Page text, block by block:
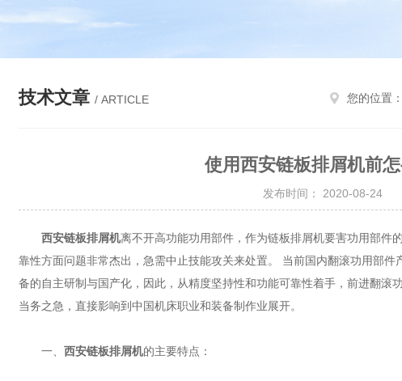
技术文章 / ARTICLE 您的位置：
使用西安链板排屑机前
发布时间： 2020-08-24
西安链板排屑机离不开高功能功用部件，作为链板排屑机要害功用部件
靠性方面问题非常杰出，急需中止技能攻关来处置。 当前国内翻滚功用部
备的自主研制与国产化，因此，从精度坚持性和功能可靠性着手，前进翻
当务之急，直接影响到中国机床职业和装备制作业展开。
一、 西安链板排屑机的主要特点：